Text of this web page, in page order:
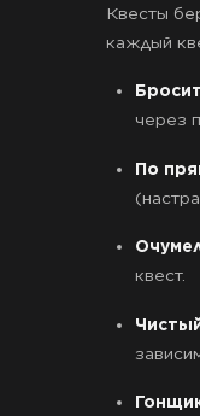
Квесты
каждый
через
По
квест.